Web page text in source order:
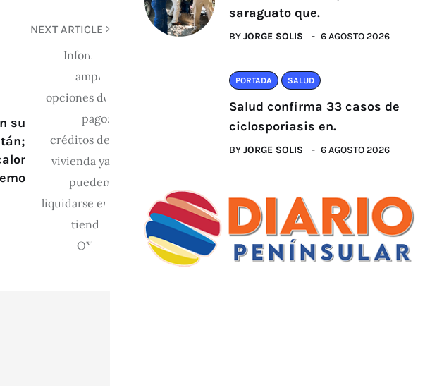
NEXT ARTICLE
su
saraguato que.
BYJORGE SOLIS 6 AGOSTO 2026
PORTADA SALUD
Salud confirma 33 casos de
ciclosporiasis en.
BYJORGE SOLIS 6 AGOSTO 2026